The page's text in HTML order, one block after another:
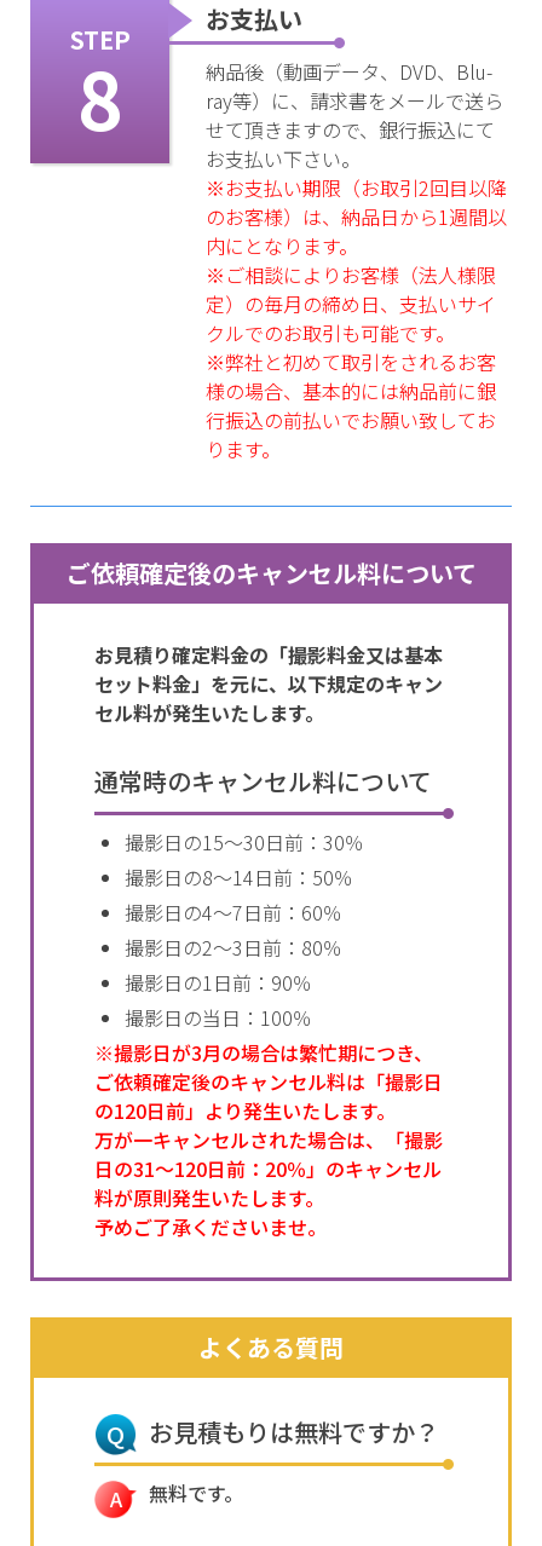
STEP
8
お支払い
納品後（動画データ、DVD、Blu-
ray等）に、請求書をメールで送ら
せて頂きますので、銀行振込にて
お支払い下さい。
※お支払い期限（お取引2回目以降
のお客様）は、納品日から1週間以
内にとなります。
※ご相談によりお客様（法人様限
定）の毎月の締め日、支払いサイ
クルでのお取引も可能です。
※弊社と初めて取引をされるお客
様の場合、基本的には納品前に銀
行振込の前払いでお願い致してお
ります。
ご依頼確定後のキャンセル料について
お見積り確定料金の「撮影料金又は基本
セット料金」を元に、以下規定のキャン
セル料が発生いたします。
通常時のキャンセル料について
撮影日の15～30日前：30％
撮影日の8～14日前：50％
撮影日の4～7日前：60％
撮影日の2～3日前：80％
撮影日の1日前：90％
撮影日の当日：100％
※撮影日が3月の場合は繁忙期につき、
ご依頼確定後のキャンセル料は「撮影日
の120日前」より発生いたします。
万が一キャンセルされた場合は、「撮影
日の31～120日前：20％」のキャンセル
料が原則発生いたします。
予めご了承くださいませ。
よくある質問
お見積もりは無料ですか？
無料です。